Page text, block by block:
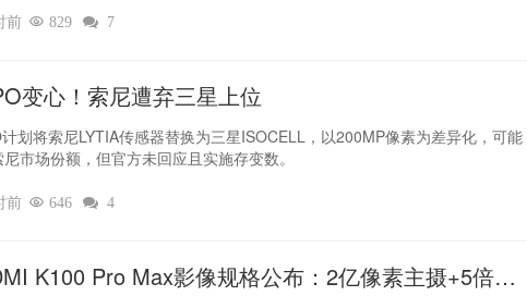
前  829  7
变心！索尼遭弃三星上位‌
划将索尼LYTIA传感器替换为三星ISOCELL，以200MP像素为差异化，可能
市场份额，但官方未回应且实施存变数。
前  646  4
K100 Pro Max影像规格公布：2亿像素主摄+5倍长